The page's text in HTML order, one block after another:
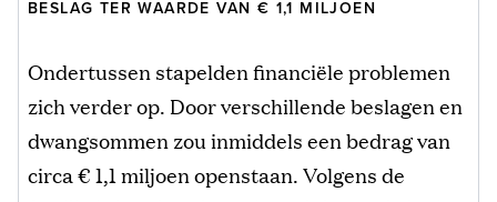
BESLAG TER WAARDE VAN € 1,1 MILJOEN
Ondertussen stapelden financiële problemen
zich verder op. Door verschillende beslagen en
dwangsommen zou inmiddels een bedrag van
circa € 1,1 miljoen openstaan. Volgens de